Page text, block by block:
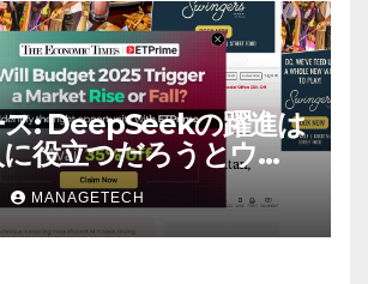
: DeepSeekの躍進は
役立つだろうとウォ
ナリストが語る –
Times
MANAGETECH